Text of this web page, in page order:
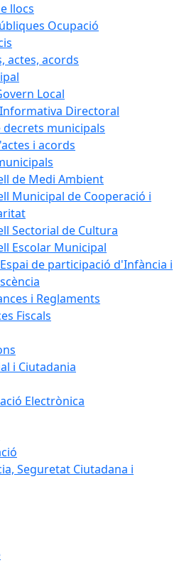
llocs
Ocupació
actes, acords
Local
Directoral
decrets municipals
i acords
de Medi Ambient
Municipal de Cooperació i
Sectorial de Cultura
Escolar Municipal
Espai de participació d'Infància i
i Reglaments
Fiscals
i Ciutadania
Electrònica
Seguretat Ciutadana i